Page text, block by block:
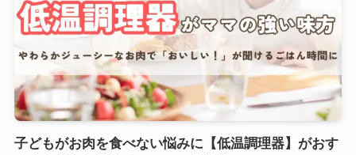
子どもがお肉を食べない悩みに【低温調理器】がおす